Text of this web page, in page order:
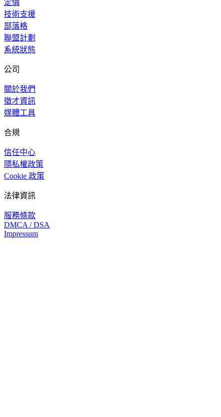
定價
技術支援
部落格
聯盟計劃
系統狀態
公司
關於我們
徵才資訊
媒體工具
合規
信任中心
隱私權政策
Cookie 政策
法律資訊
服務條款
DMCA / DSA
Impressum